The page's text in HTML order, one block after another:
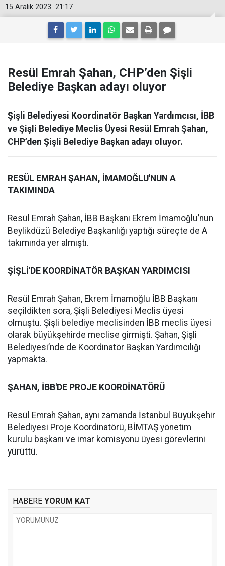
21:17
15 Aralık 2023
Resül Emrah Şahan, CHP’den Şişli
Belediye Başkan adayı oluyor
Şişli Belediyesi Koordinatör Başkan Yardımcısı, İBB
ve Şişli Belediye Meclis Üyesi Resül Emrah Şahan,
CHP’den Şişli Belediye Başkan adayı oluyor.
RESÜL EMRAH ŞAHAN, İMAMOĞLU'NUN A
TAKIMINDA
Resül Emrah Şahan, İBB Başkanı Ekrem İmamoğlu’nun
Beylikdüzü Belediye Başkanlığı yaptığı süreçte de A
takımında yer almıştı.
ŞİŞLİ'DE KOORDİNATÖR BAŞKAN YARDIMCISI
Resül Emrah Şahan, Ekrem İmamoğlu İBB Başkanı
seçildikten sora, Şişli Belediyesi Meclis üyesi
olmuştu. Şişli belediye meclisinden İBB meclis üyesi
olarak büyükşehirde meclise girmişti. Şahan, Şişli
Belediyesi’nde de Koordinatör Başkan Yardımcılığı
yapmakta.
ŞAHAN, İBB'DE PROJE KOORDİNATÖRÜ
Resül Emrah Şahan, aynı zamanda İstanbul Büyükşehir
Belediyesi Proje Koordinatörü, BİMTAŞ yönetim
kurulu başkanı ve imar komisyonu üyesi görevlerini
yürüttü.
HABERE YORUM KAT